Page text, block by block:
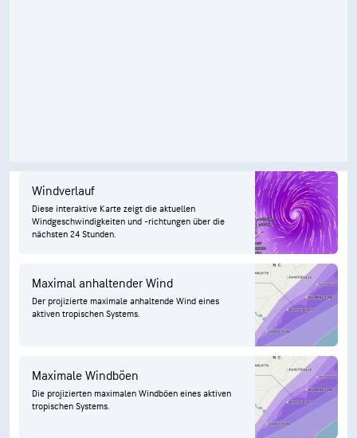
Windverlauf
Diese interaktive Karte zeigt die aktuellen
Windgeschwindigkeiten und -richtungen über die
nächsten 24 Stunden.
Maximal anhaltender Wind
Der projizierte maximale anhaltende Wind eines
aktiven tropischen Systems.
Maximale Windböen
Die projizierten maximalen Windböen eines aktiven
tropischen Systems.